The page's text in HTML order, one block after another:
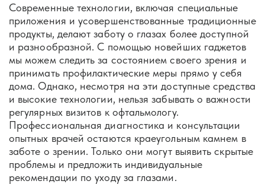
Современные технологии, включая специальные
приложения и усовершенствованные традиционные
продукты, делают заботу о глазах более доступной
и разнообразной. С помощью новейших гаджетов
мы можем следить за состоянием своего зрения и
принимать профилактические меры прямо у себя
дома. Однако, несмотря на эти доступные средства
и высокие технологии, нельзя забывать о важности
регулярных визитов к офтальмологу.
Профессиональная диагностика и консультации
опытных врачей остаются краеугольным камнем в
заботе о зрении. Только они могут выявить скрытые
проблемы и предложить индивидуальные
рекомендации по уходу за глазами.